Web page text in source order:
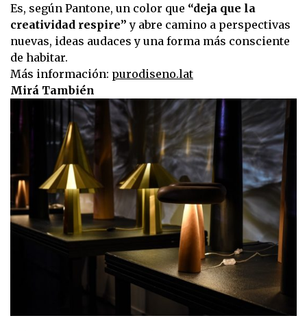
Es, según Pantone, un color que “deja que la
creatividad respire” y abre camino a perspectivas
nuevas, ideas audaces y una forma más consciente
de habitar.
Más información: purodiseno.lat
Mirá También